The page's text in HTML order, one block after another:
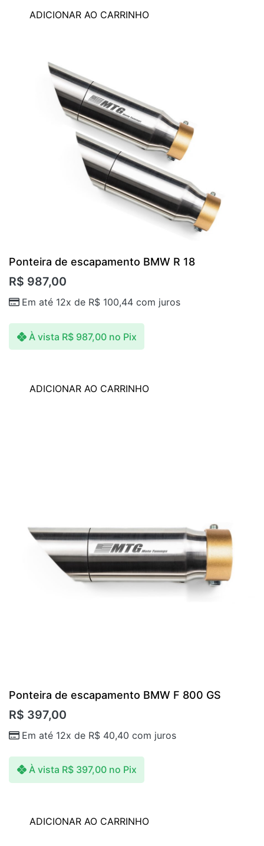
ADICIONAR AO CARRINHO
Ponteira de escapamento BMW R 18
R$ 987,00
Em até 12x de R$ 100,44 com juros
À vista R$987,00 no Pix
ADICIONAR AO CARRINHO
Ponteira de escapamento BMW F 800 GS
R$ 397,00
Em até 12x de R$ 40,40 com juros
À vista R$397,00 no Pix
ADICIONAR AO CARRINHO